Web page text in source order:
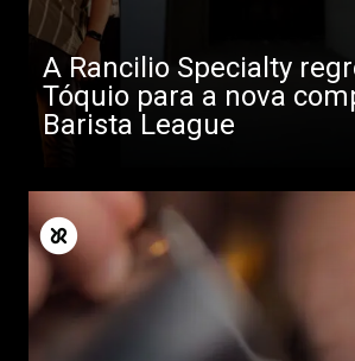
A Rancilio Specialty
Tóquio para a nova
Barista League